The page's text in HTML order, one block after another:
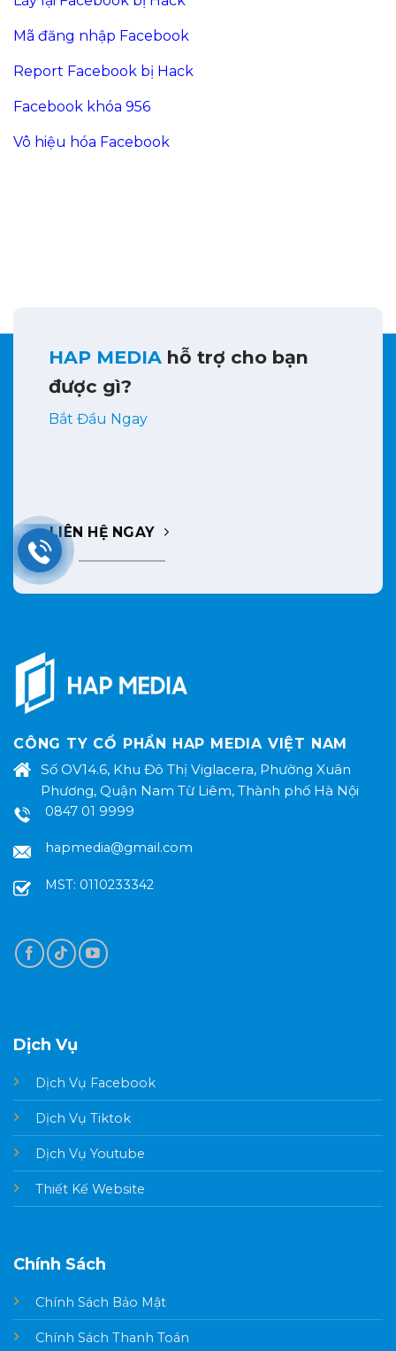
Mã đăng nhập Facebook
Report Facebook bị Hack
Facebook khóa 956
Vô hiệu hóa Facebook
HAP MEDIA hỗ trợ cho bạn
được gì?
Bắt Đầu Ngay
LIÊN HỆ NGAY
CÔNG TY CỔ PHẨN HAP MEDIA VIỆT NAM
Số OV14.6, Khu Đô Thị Viglacera, Phường Xuân
Phương, Quận Nam Từ Liêm, Thành phố Hà Nội
0847 01 9999
hapmedia@gmail.com
MST: 0110233342
Dịch Vụ
Dịch Vụ Facebook
Dịch Vụ Tiktok
Dịch Vụ Youtube
Thiết Kế Website
Chính Sách
Chính Sách Bảo Mật
Chính Sách Thanh Toán